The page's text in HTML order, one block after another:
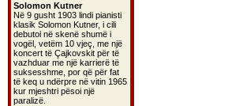
Solomon Kutner
Në 9 gusht 1903 lindi pianisti
klasik Solomon Kutner, i cili
debutoi në skenë shumë i
vogël, vetëm 10 vjeç, me një
koncert të Çajkovskit për të
vazhduar me një karrierë të
suksesshme, por që për fat
të keq u ndërpre në vitin 1965
kur mjeshtri pësoi një
paralizë.